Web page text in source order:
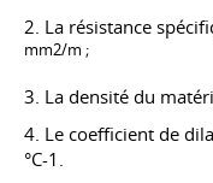
2. La résistance
mm2/m ;
3. La densité du
4. Le coefficient de
°C-1.